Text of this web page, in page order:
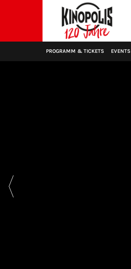
PROGRAMM & TICKETS EVENTS